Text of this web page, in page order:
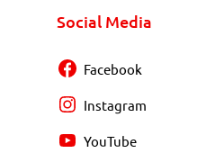
Social Media
Facebook
Instagram
YouTube